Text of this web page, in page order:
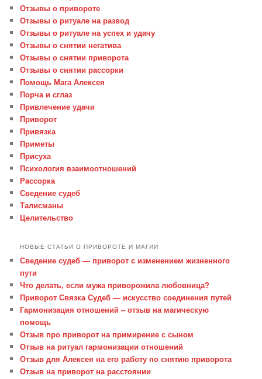
Отзывы о привороте
Отзывы о ритуале на развод
Отзывы о ритуале на успех и удачу
Отзывы о снятии негатива
Отзывы о снятии приворота
Отзывы о снятии рассорки
Помощь Мага Алексея
Порча и сглаз
Привлечение удачи
Приворот
Привязка
Приметы
Присуха
Психология взаимоотношений
Рассорка
Сведение судеб
Талисманы
Целительство
НОВЫЕ СТАТЬИ О ПРИВОРОТЕ И МАГИИ
Сведение судеб — приворот с изменением жизненного
пути
Что делать, если мужа приворожила любовница?
Приворот Связка Судеб — искусство соединения путей
Гармонизация отношений – отзыв на магическую
помощь
Отзыв про приворот на примирение с сыном
Отзыв на ритуал гармонизации отношений
Отзыв для Алексея на его работу по снятию приворота
Отзыв на приворот на расстоянии